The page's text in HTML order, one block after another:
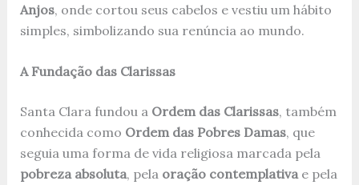
Anjos, onde cortou seus cabelos e vestiu um hábito
simples, simbolizando sua renúncia ao mundo.
A Fundação das Clarissas
Santa Clara fundou a Ordem das Clarissas, também
conhecida como Ordem das Pobres Damas, que
seguia uma forma de vida religiosa marcada pela
pobreza absoluta, pela oração contemplativae pela